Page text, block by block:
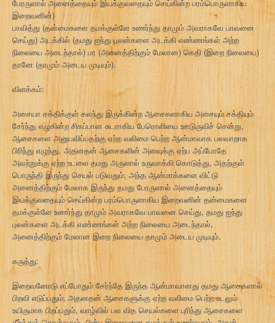
பேரருளால் அனைத்தையும் இயக்குவதையும் செய்கின்ற பரம்பொருளாகிய
இறைவனின்)
பாவித்து (தன்மைகளை தமக்குள்ளே உணர்ந்து தாமும் அவராகவே பாவனை
செய்து) அடக்கில் (தமது ஐந்து புலன்களை அடக்கி எண்ணங்கள் அற்ற
நிலையை அடைந்தால்) பர (அனைத்திற்கும் மேலான) கெதி (இறை நிலையை)
தானே (தாமும் அடைய முடியும்).
விளக்கம்:
அசையா சக்திக்குள் கலந்து இருக்கின்ற ஆசைகளாகிய அசையும் சக்தியும்
சேர்ந்து எழுகின்ற சிகப்பான சுடராகிய பேரொளியை ஊடுருவிச் சென்று,
ஆசைகளை அனுபவிப்பதற்கு ஏற்ற வலிமை பெற்ற ஆன்மாவாக பலவாறாக
பிரிந்து எழுந்து, அதனதன் ஆசைகளின் அளவுக்கு ஏற்ப அப்போதே
அவற்றுக்கு ஏற்ற உடலை தமது அருளால் உருவாக்கி கொடுத்து, அதற்குள்
பொருந்தி இருந்து செயல் படுவதும், அந்த ஆன்மாக்களை விட்டு
அனைத்திற்கும் மேலாக இருந்து தமது பேரருளால் அனைத்தையும்
இயக்குவதையும் செய்கின்ற பரம்பொருளாகிய இறைவனின் தன்மைகளை
தமக்குள்ளே உணர்ந்து தாமும் அவராகவே பாவனை செய்து, தமது ஐந்து
புலன்களை அடக்கி எண்ணங்கள் அற்ற நிலையை அடைந்தால்,
அனைத்திற்கும் மேலான இறை நிலையை தாமும் அடைய முடியும்.
கருத்து:
இறைவனோடு எப்போதும் சேர்ந்தே இருந்த ஆன்மாவானது தமது ஆசைகளால்
பிறவி எடுப்பதும், அதனதன் ஆசைகளுக்கு ஏற்ற வலிமை பெற்ற உடலும்
உயிருமாக பிறப்பதும், வாழ்வில் பல வித செயல்களை புரிந்து ஆசைகளை